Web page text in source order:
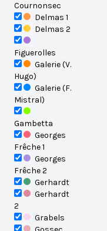
Cournonsec
Delmas 1
Delmas 2
Figuerolles
Galerie (V.
Hugo)
Galerie (F.
Mistral)
Gambetta
Georges
Frêche 1
Georges
Frêche 2
Gerhardt
Gerhardt
2
Grabels